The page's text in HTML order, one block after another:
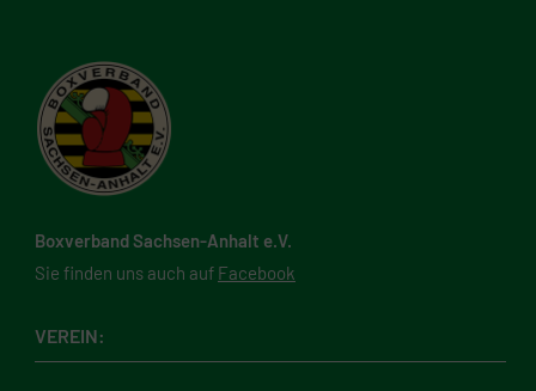
Boxverband Sachsen-Anhalt e.V.
Sie finden uns auch auf Facebook
VEREIN: